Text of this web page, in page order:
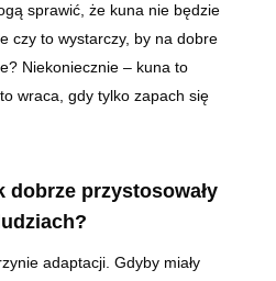
sprawić, że kuna nie będzie
czy to wystarczy, by na dobre
Niekoniecznie – kuna to
wraca, gdy tylko zapach się
dobrze przystosowały
adaptacji. Gdyby miały